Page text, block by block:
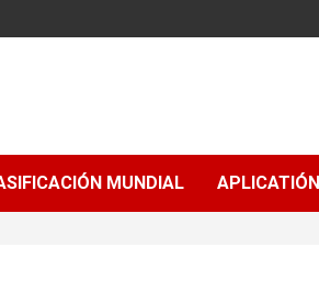
MUNDIAL APLICATIÓN